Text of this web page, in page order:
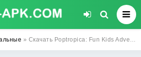
» Скачать Poptropica: Fun Kids Adventure (Поптропика) [МОД: Бесконечные деньги, Монеты и Мега MOD] | Взлом Poptropica: Fun Kids Adventure на Андроид